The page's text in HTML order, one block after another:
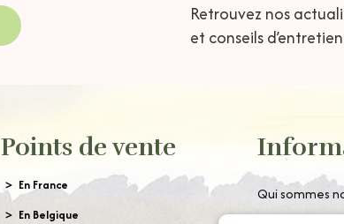
Retrouvez nos
et conseils
Points de vente
En France
En Belgique
Qui sommes